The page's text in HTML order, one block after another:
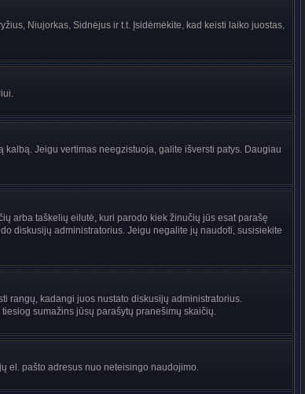
Niujorkas, Sidnėjus ir t.t. Įsidėmėkite, kad keisti laiko juostas,
Jeigu vertimas neegzistuoja, galite išversti patys. Daugiau
arba taškelių eilutė, kuri parodo kiek žinučių jūs esat parašę
diskusijų administratorius. Jeigu negalite jų naudoti, susisiekite
rangų, kadangi juos nustato diskusijų administratorius.
sumažins jūsų parašytų pranešimų skaičių.
el. pašto adresus nuo neteisingo naudojimo.